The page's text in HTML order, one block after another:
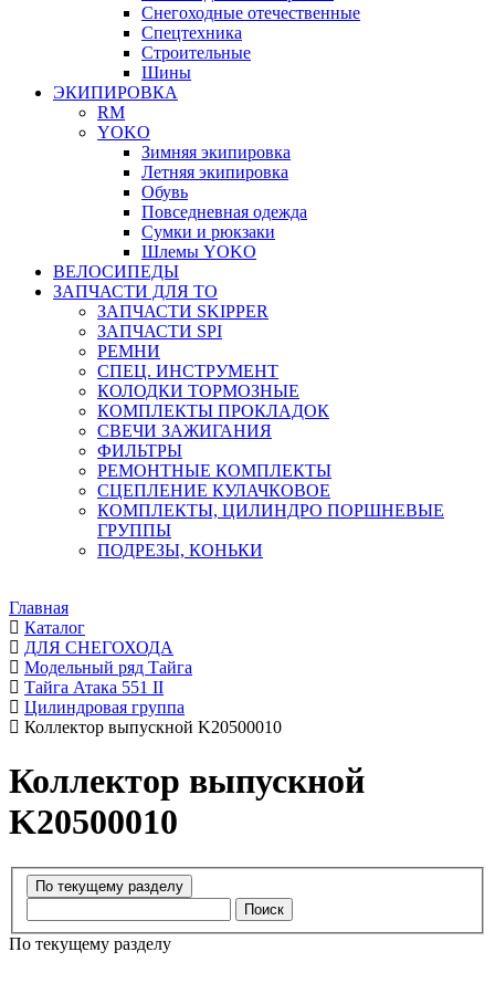
Снегоходные отечественные
Спецтехника
Строительные
Шины
ЭКИПИРОВКА
RM
YOKO
Зимняя экипировка
Летняя экипировка
Обувь
Повседневная одежда
Сумки и рюкзаки
Шлемы YOKO
ВЕЛОСИПЕДЫ
ЗАПЧАСТИ ДЛЯ ТО
ЗАПЧАСТИ SKIPPER
ЗАПЧАСТИ SPI
РЕМНИ
СПЕЦ. ИНСТРУМЕНТ
КОЛОДКИ ТОРМОЗНЫЕ
КОМПЛЕКТЫ ПРОКЛАДОК
СВЕЧИ ЗАЖИГАНИЯ
ФИЛЬТРЫ
РЕМОНТНЫЕ КОМПЛЕКТЫ
СЦЕПЛЕНИЕ КУЛАЧКОВОЕ
КОМПЛЕКТЫ, ЦИЛИНДРО ПОРШНЕВЫЕ
ГРУППЫ
ПОДРЕЗЫ, КОНЬКИ
Главная
Каталог
ДЛЯ СНЕГОХОДА
Модельный ряд Тайга
Тайга Атака 551 II
Цилиндровая группа
Коллектор выпускной K20500010
Коллектор выпускной
K20500010
Поиск
По текущему разделу